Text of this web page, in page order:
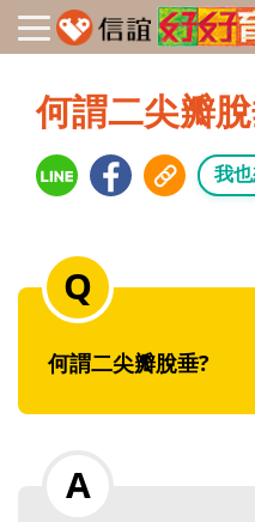
何謂二尖瓣
我
何謂二尖瓣脫垂?